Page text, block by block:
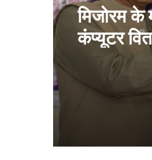
मिजोरम के
कंप्यूटर